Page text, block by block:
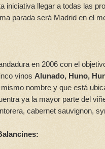
iniciativa llegar a todas las
parada será Madrid en el
en 2006 con el
vinos Alunado, Huno,
nombre y que está
ya la mayor parte del
cabernet sauvignon,